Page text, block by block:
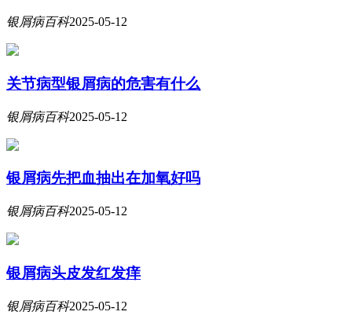
银屑病百科2025-05-12
关节病型银屑病的危害有什么
银屑病百科2025-05-12
银屑病先把血抽出在加氧好吗
银屑病百科2025-05-12
银屑病头皮发红发痒
银屑病百科2025-05-12